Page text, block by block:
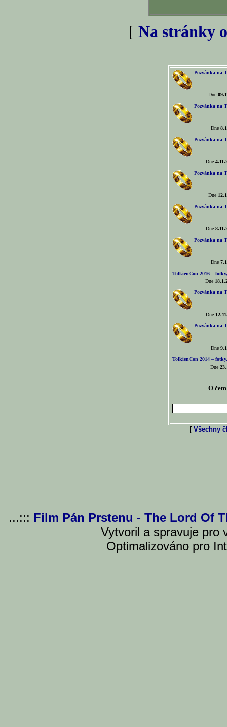
[ Na stránky
Pozvánka na
Dne
Pozvánka na
Dne
Pozvánka na
Dne
Pozvánka na
Dne
Pozvánka na
Dne
Pozvánka na
Dne
TolkienCon 2016 –
Dne
Pozvánka na
Dne
Pozvánka na
Dne
TolkienCon 2014 –
Dne
O
[ Všechny
...::: Film Pán Prstenu - The Lord Of
Vytvoril a spravuje pro
Optimalizováno pro